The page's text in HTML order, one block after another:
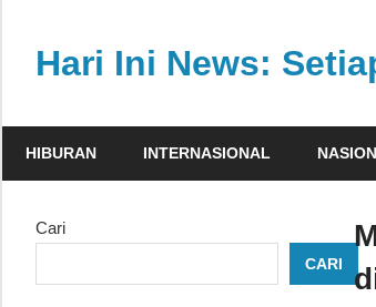
contentHari Ini News:
dan
tercepat
henti
HIBURAN INTERNASIONAL
Cari
CARI